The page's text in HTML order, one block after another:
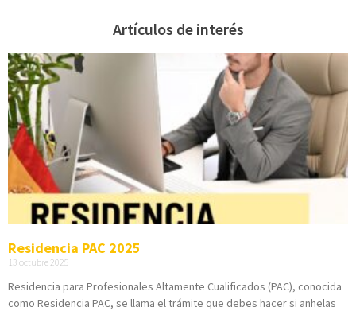
Artículos de interés
Residencia PAC 2025
13 octubre 2025
Residencia para Profesionales Altamente Cualificados (PAC), conocida
como Residencia PAC, se llama el trámite que debes hacer si anhelas